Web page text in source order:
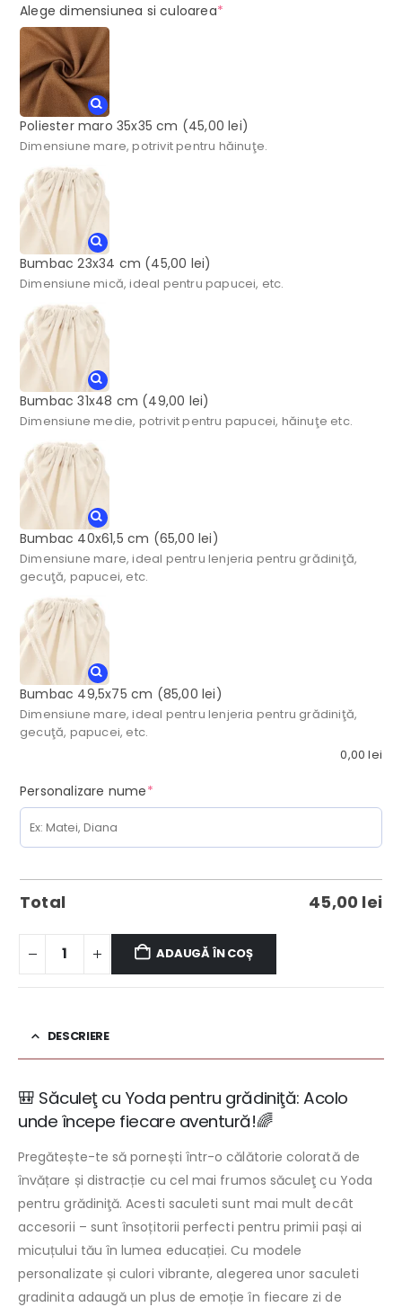
Alege dimensiunea si culoarea*(required)
Poliester maro 35x35 cm (45,00 lei)
Dimensiune mare, potrivit pentru hăinuţe.
Bumbac 23x34 cm (45,00 lei)
Dimensiune mică, ideal pentru papucei, etc.
Bumbac 31x48 cm (49,00 lei)
Dimensiune medie, potrivit pentru papucei, hăinuţe etc.
Bumbac 40x61,5 cm (65,00 lei)
Dimensiune mare, ideal pentru lenjeria pentru grădiniţă,
gecuţă, papucei, etc.
Bumbac 49,5x75 cm (85,00 lei)
Dimensiune mare, ideal pentru lenjeria pentru grădiniţă,
gecuţă, papucei, etc.
0,00lei
Personalizare nume*(required)
Total 45,00 lei
ADAUGĂ ÎN COȘ
DESCRIERE
🎒 Săculeţ cu Yoda pentru grădiniţă: Acolo
unde începe fiecare aventură!🌈
Pregătește-te să pornești într-o călătorie colorată de
învățare și distracție cu cel mai frumos săculeţ cu Yoda
pentru grădiniţă. Acesti saculeti sunt mai mult decât
accesorii – sunt însoțitorii perfecti pentru primii pași ai
micuțului tău în lumea educației. Cu modele
personalizate și culori vibrante, alegerea unor saculeti
gradinita adaugă un plus de emoție în fiecare zi de